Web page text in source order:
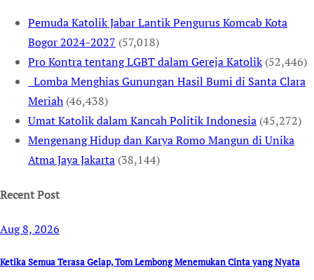
Pemuda Katolik Jabar Lantik Pengurus Komcab Kota
Bogor 2024-2027 (57,018)
Pro Kontra tentang LGBT dalam Gereja Katolik (52,446)
Lomba Menghias Gunungan Hasil Bumi di Santa Clara
Meriah (46,438)
Umat Katolik dalam Kancah Politik Indonesia (45,272)
Mengenang Hidup dan Karya Romo Mangun di Unika
Atma Jaya Jakarta (38,144)
Recent Post
Aug 8, 2026
Ketika Semua Terasa Gelap, Tom Lembong Menemukan Cinta yang Nyata